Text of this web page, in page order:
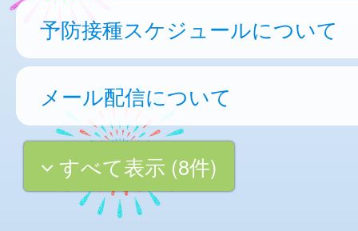
予防接種スケジュールについて
メール配信について
すべて表示 (8件)